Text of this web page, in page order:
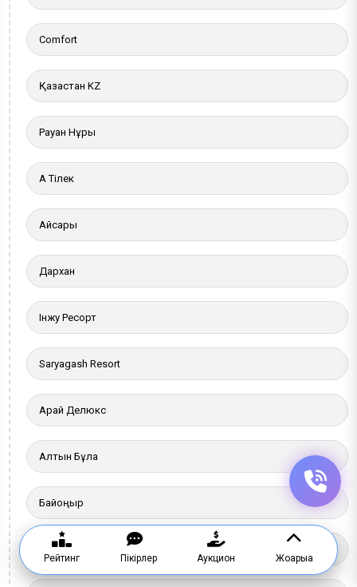
Comfort
Қазақстан KZ
Рауан Нұры
Ақ Тілек
Айсары
Дархан
Інжу Ресорт
Saryagash Resort
Арай Делюкс
Алтын Бұлақ
Байқоңыр
Сая
Рейтинг Пікірлер Аукцион Жоғарыға